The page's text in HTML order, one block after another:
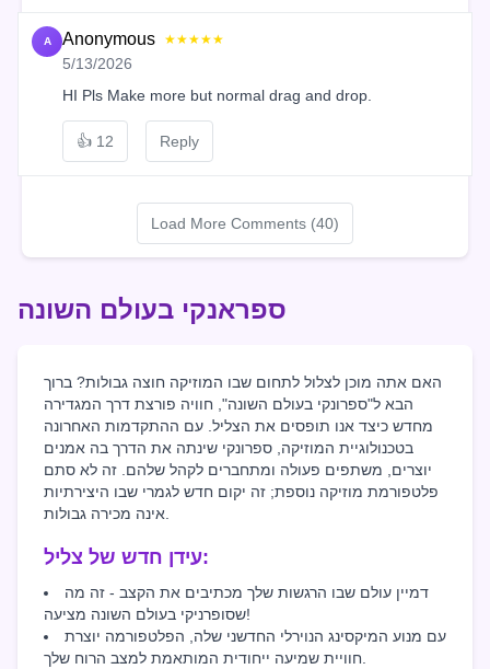
A Anonymous ★★★★★
5/13/2026
HI Pls Make more but normal drag and drop.
👍 12 Reply
Load More Comments (40)
ספראנקי בעולם השונה
האם אתה מוכן לצלול לתחום שבו המוזיקה חוצה גבולות? ברוך
הבא ל"ספרונקי בעולם השונה", חוויה פורצת דרך המגדירה
מחדש כיצד אנו תופסים את הצליל. עם ההתקדמות האחרונה
בטכנולוגיית המוזיקה, ספרונקי שינתה את הדרך בה אמנים
יוצרים, משתפים פעולה ומתחברים לקהל שלהם. זה לא סתם
פלטפורמת מוזיקה נוספת; זה יקום חדש לגמרי שבו היצירתיות
עידן חדש של צליל:
דמיין עולם שבו הרגשות שלך מכתיבים את הקצב - זה מה
שסופרניקי בעולם השונה מציעה!
עם מנוע המיקסינג הנוירלי החדשני שלה, הפלטפורמה יוצרת